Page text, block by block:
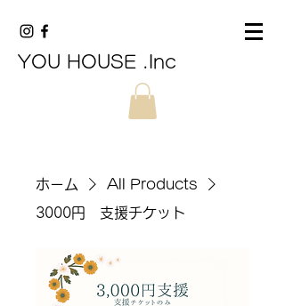
YOU HOUSE .Inc
ホーム
All Products
3000円 支援チケット